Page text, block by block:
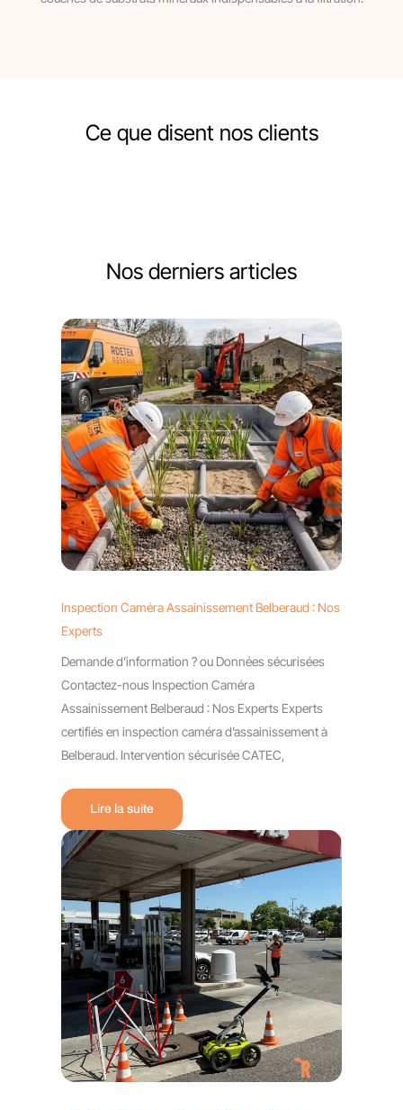
Ce que disent nos clients
Nos derniers articles
Inspection Caméra Assainissement Belberaud : Nos
Experts
Demande d’information ? ou Données sécurisées
Contactez-nous Inspection Caméra
Assainissement Belberaud : Nos Experts Experts
certifiés en inspection caméra d’assainissement à
Belberaud. Intervention sécurisée CATEC,
Lire la suite